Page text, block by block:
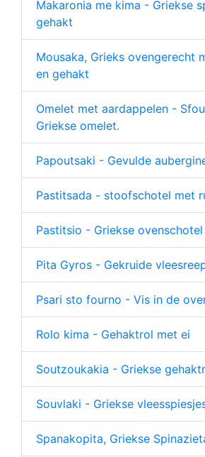
Makaronia me kima - Griekse
gehakt
Mousaka, Grieks ovengerecht
en gehakt
Omelet met aardappelen -
Griekse omelet.
Papoutsaki - Gevulde
Pastitsada - stoofschotel met
Pastitsio - Griekse
Pita Gyros - Gekruide
Psari sto fourno - Vis in de
Rolo kima - Gehaktrol met ei
Soutzoukakia - Griekse
Souvlaki - Griekse
Spanakopita, Griekse